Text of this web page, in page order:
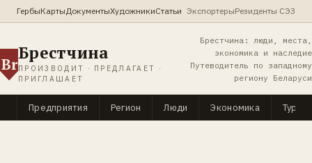
ГербыКартыДокументыХудожникиСтатьи ЭкспортерыРезиденты СЭЗ
Br
Брестчина
ПРОИЗВОДИТ · ПРЕДЛАГАЕТ ·
ПРИГЛАШАЕТ
Брестчина: люди, места,
экономика и наследие
Путеводитель по западному
региону Беларуси
Предприятия Регион Люди Экономика